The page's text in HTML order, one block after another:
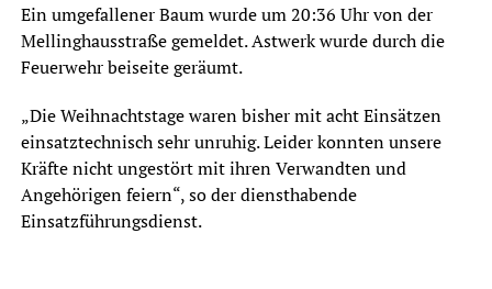
Ein umgefallener Baum wurde um 20:36 Uhr von der
Mellinghausstraße gemeldet. Astwerk wurde durch die
Feuerwehr beiseite geräumt.
„Die Weihnachtstage waren bisher mit acht Einsätzen
einsatztechnisch sehr unruhig. Leider konnten unsere
Kräfte nicht ungestört mit ihren Verwandten und
Angehörigen feiern“, so der diensthabende
Einsatzführungsdienst.